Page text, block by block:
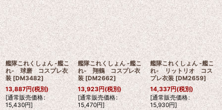
艦隊これくしょん -艦こ
れ- 球磨 コスプレ衣
装 [DM3482]
13,887円(税別)
[通常販売価格:
15,430円]
艦隊これくしょん -艦こ
れ- 翔鶴 コスプレ衣
装 [DM2662]
13,923円(税別)
[通常販売価格:
15,470円]
艦隊これくしょん -艦こ
れ- リットリオ コス
プレ衣装 [DM2659]
14,337円(税別)
[通常販売価格:
15,930円]